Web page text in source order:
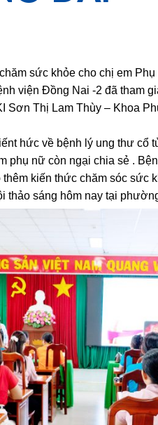
sức khỏe cho chị em
viện Đồng Nai -2 đã tham
Sơn Thị Lam Thùy – Khoa
hức về bệnh lý ung thư cổ
phụ nữ còn ngại chia sẻ . Bện
kiến thức chăm sóc sức
thảo sáng hôm nay tại